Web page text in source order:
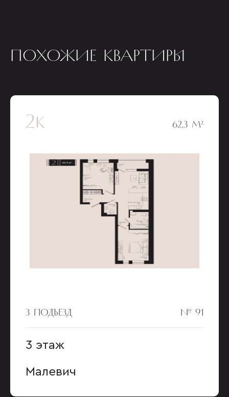
ПОХОЖИЕ КВАРТИРЫ
2к 62,3 М²
3 ПОДЪЕЗД № 91
3 этаж
Малевич